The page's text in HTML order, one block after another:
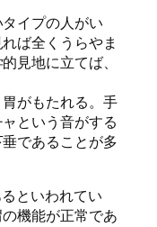
イプの人がい
ば全くうらやま
見地に立てば、
がもたれる。手
という音がする
であることが多
といわれてい
機能が正常であ